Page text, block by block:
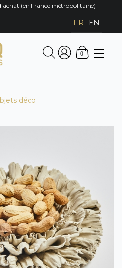
(en France métropolitaine)
FR EN
0
déco